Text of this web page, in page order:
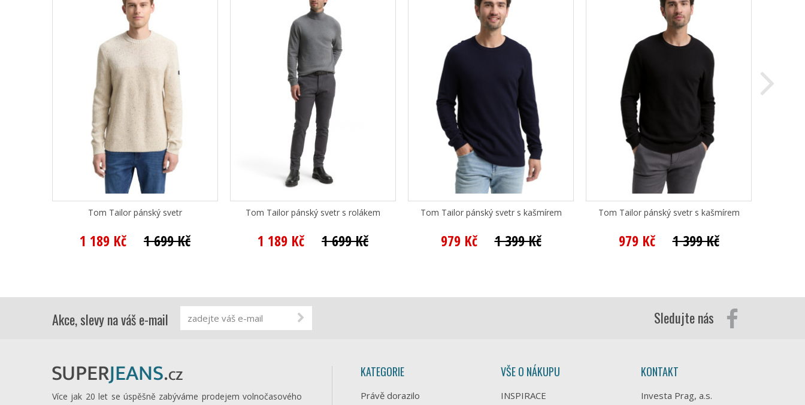
Tom Tailor pánský svetr
1 189 Kč 1 699 Kč
Tom Tailor pánský svetr s rolákem
1 189 Kč 1 699 Kč
Tom Tailor pánský svetr s kašmírem
979 Kč 1 399 Kč
Tom Tailor pánský svetr s kašmírem
979 Kč 1 399 Kč
Akce, slevy na váš e-mail Sledujte nás
Více jak 20 let se úspěšně zabýváme prodejem volnočasového
KATEGORIE
Právě dorazilo
VŠE O NÁKUPU
INSPIRACE
KONTAKT
Investa Prag, a.s.